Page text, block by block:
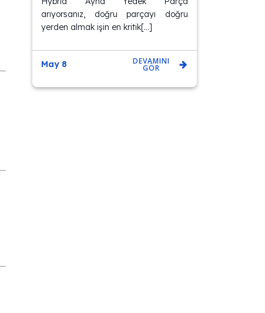
arıyorsanız, doğru parçayı doğru
yerden almak işin en kritik[…]
May 8 DEVAMINI
GÖR